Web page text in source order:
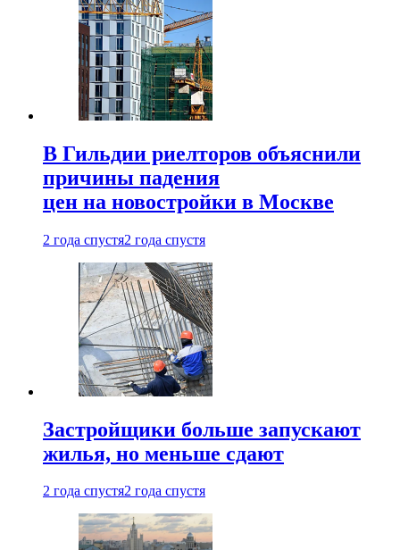
В Гильдии риелторов объяснили
причины падения
цен на новостройки в Москве
2 года спустя2 года спустя
Застройщики больше запускают
жилья, но меньше сдают
2 года спустя2 года спустя